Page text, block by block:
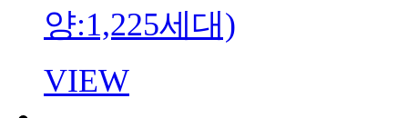
양:1,225세대)
VIEW